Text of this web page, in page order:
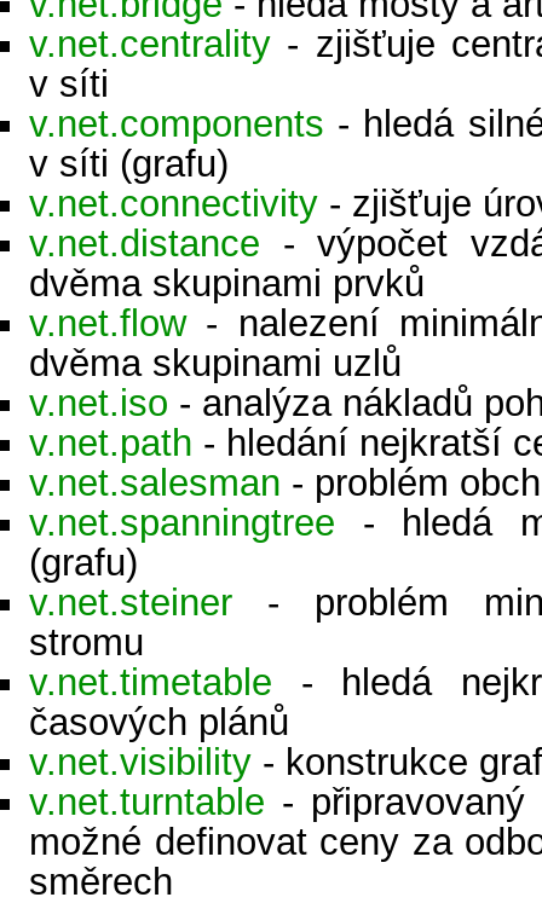
v.net.centrality - zjišťuje
v síti
v.net.components - hledá
v síti (grafu)
v.net.connectivity - zjišťuje
v.net.distance - výpočet
dvěma skupinami prvků
v.net.flow- nalezení
dvěma skupinami uzlů
v.net.iso - analýza nákladů
v.net.path - hledání nejkratší
v.net.salesman - problém
v.net.spanningtree - hledá
(grafu)
v.net.steiner - problém
stromu
v.net.timetable - hledá
časových plánů
v.net.visibility - konstrukce
v.net.turntable -
možné definovat ceny za
směrech